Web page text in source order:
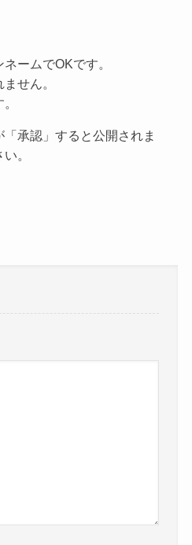
ームでOKです。
ません。
承認」すると公開されま
。